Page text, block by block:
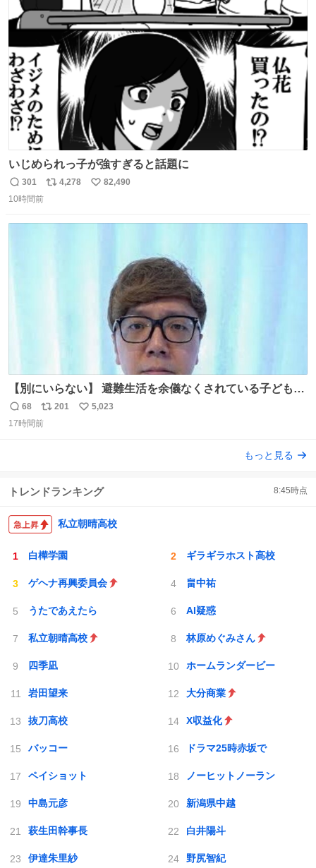
術館
ト
数
いじめられっ子が強すぎると話題に
返
信
301
リ
4,278
い
82,490
10時間前
【別にいらない】 避難生活を余儀なくされている子どもた
ちのためにヒカキンボックス1000個を寄付させていただき
ました
返
信
68
リ
ポ
201
い
5,023
17時間前
もっと見る
トレンドランキング 8:45時点
私立朝晴高校
白樺学園 ギラギラホスト高校
ゲヘナ再興委員会 畠中祐
うたであえたら AI疑惑
私立朝晴高校 林原めぐみさん
四季凪 ホームランダービー
岩田望来 大分商業
抜刀高校 X収益化
バッコー ドラマ25時赤坂で
ペイショット ノーヒットノーラン
中島元彦 新潟県中越
萩生田幹事長 白井陽斗
伊達朱里紗 野尻智紀